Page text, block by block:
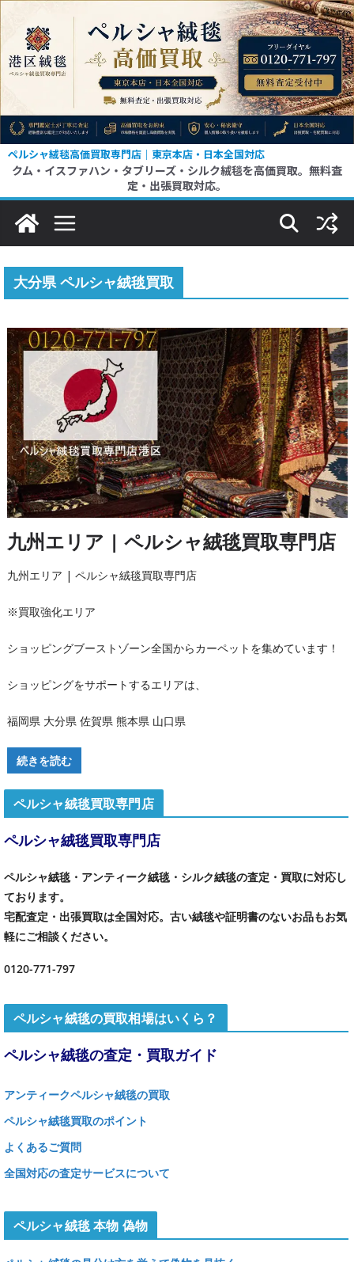
テ
へ
ス
ッ
ペルシャ絨毯高価買取専門店｜東京本店・日本全国対応
クム・イスファハン・タブリーズ・シルク絨毯を高価買取。無料査
定・出張買取対応。
大分県 ペルシャ絨毯買取
九州エリア | ペルシャ絨毯買取専門店
九州エリア | ペルシャ絨毯買取専門店
※買取強化エリア
ショッピングブーストゾーン全国からカーペットを集めています！
ショッピングをサポートするエリアは、
福岡県 大分県 佐賀県 熊本県 山口県
続きを読む
ペルシャ絨毯買取専門店
ペルシャ絨毯買取専門店
ペルシャ絨毯・アンティーク絨毯・シルク絨毯の査定・買取に対応し
ております。
宅配査定・出張買取は全国対応。古い絨毯や証明書のないお品もお気
軽にご相談ください。
0120-771-797
ペルシャ絨毯の買取相場はいくら？
ペルシャ絨毯の査定・買取ガイド
アンティークペルシャ絨毯の買取
ペルシャ絨毯買取のポイント
よくあるご質問
全国対応の査定サービスについて
ペルシャ絨毯 本物 偽物